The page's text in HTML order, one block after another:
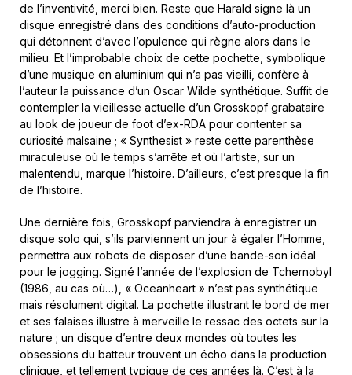
de l’inventivité, merci bien. Reste que Harald signe là un
disque enregistré dans des conditions d’auto-production
qui détonnent d’avec l’opulence qui règne alors dans le
milieu. Et l’improbable choix de cette pochette, symbolique
d’une musique en aluminium qui n’a pas vieilli, confère à
l’auteur la puissance d’un Oscar Wilde synthétique. Suffit de
contempler la vieillesse actuelle d’un Grosskopf grabataire
au look de joueur de foot d’ex-RDA pour contenter sa
curiosité malsaine ; « Synthesist » reste cette parenthèse
miraculeuse où le temps s’arrête et où l’artiste, sur un
malentendu, marque l’histoire. D’ailleurs, c’est presque la fin
de l’histoire.
Une dernière fois, Grosskopf parviendra à enregistrer un
disque solo qui, s’ils parviennent un jour à égaler l’Homme,
permettra aux robots de disposer d’une bande-son idéal
pour le jogging. Signé l’année de l’explosion de Tchernobyl
(1986, au cas où…), « Oceanheart » n’est pas synthétique
mais résolument digital. La pochette illustrant le bord de mer
et ses falaises illustre à merveille le ressac des octets sur la
nature ; un disque d’entre deux mondes où toutes les
obsessions du batteur trouvent un écho dans la production
clinique, et tellement typique de ces années là. C’est à la